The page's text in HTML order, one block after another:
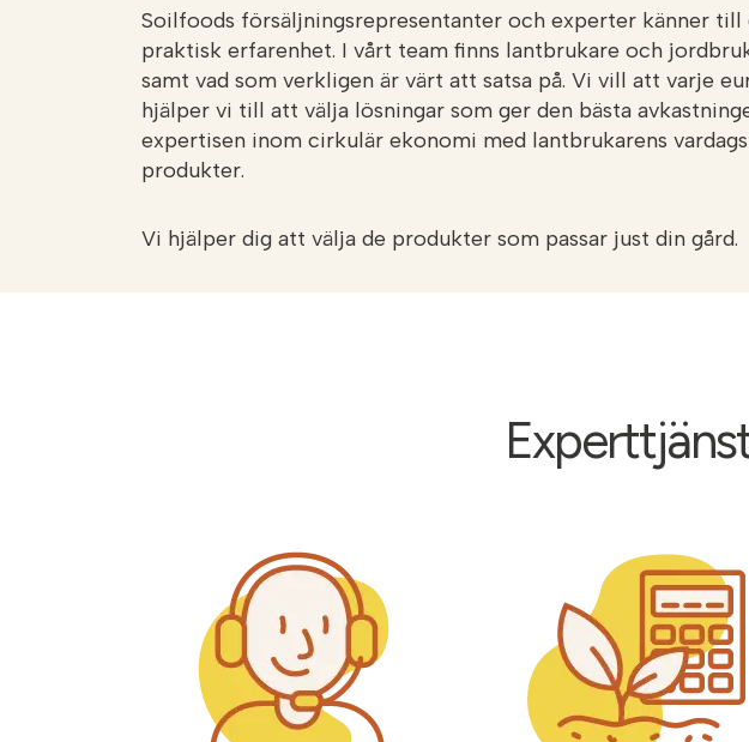
Soilfoods försäljningsrepresentanter och experter känner
praktisk erfarenhet. I vårt team finns lantbrukare och
samt vad som verkligen är värt att satsa på. Vi vill att varje
hjälper vi till att välja lösningar som ger den bästa
expertisen inom cirkulär ekonomi med lantbrukarens
produkter.
Vi hjälper dig att välja de produkter som passar just din gård.